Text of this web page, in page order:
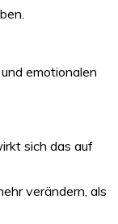
emotionalen
sich das auf
verändern, als